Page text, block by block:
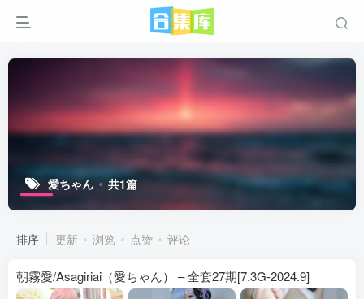
愛ちゃん 共1篇
排序 更新 浏览 点赞 评论
朝霧愛/Asagiriai（愛ちゃん） – 全套27期[7.3G-2024.9]